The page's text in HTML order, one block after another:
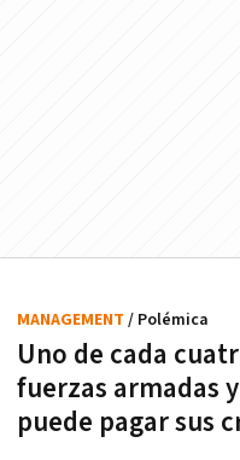
Uno de cada
fuerzas armadas
puede pagar sus
MANAGEMENT / Polémica